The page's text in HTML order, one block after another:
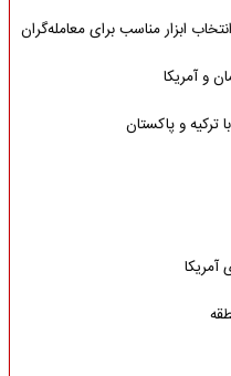
ابزار مناسب برای معامله‌گران
و آمریکا
ترکیه و پاکستان
آمریکا